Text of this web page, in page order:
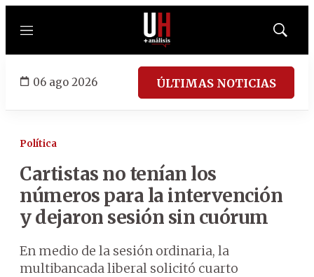
Menú
Mostrar
06 ago 2026 ÚLTIMAS NOTICIAS
Política
Cartistas no tenían los
números para la intervención
y dejaron sesión sin cuórum
En medio de la sesión ordinaria, la
multibancada liberal solicitó cuarto